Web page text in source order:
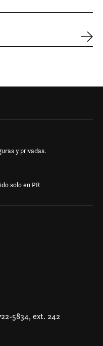
y privadas.
solo en PR
5834, ext. 242